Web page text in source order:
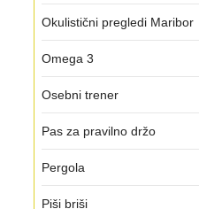
Okulistični pregledi Maribor
Omega 3
Osebni trener
Pas za pravilno držo
Pergola
Piši briši